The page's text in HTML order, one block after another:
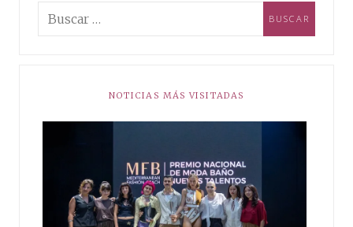
NOTICIAS MÁS VISITADAS